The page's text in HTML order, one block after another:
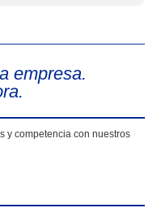
empresa.
y competencia con nuestros